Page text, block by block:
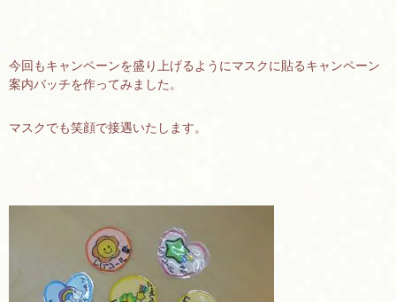
今回もキャンペーンを盛り上げるようにマスクに貼るキャンペーン
案内バッチを作ってみました。
マスクでも笑顔で接遇いたします。